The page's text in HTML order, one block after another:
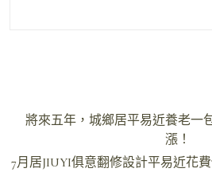
文
導
將來五年，城鄉居平易近養老一
漲！
7月居JIUYI俱意翻修設計平易近花